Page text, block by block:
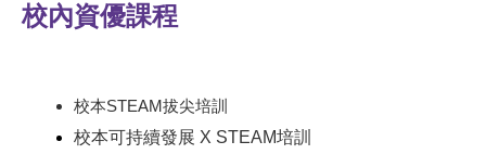
校內資優課程
校本STEAM拔尖培訓
校本可持續發展 X STEAM培訓